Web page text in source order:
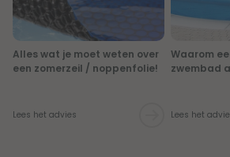
Alles wat je moet weten over
een zomerzeil / noppenfolie!
Lees het advies
Waarom
zwembad
Lees het